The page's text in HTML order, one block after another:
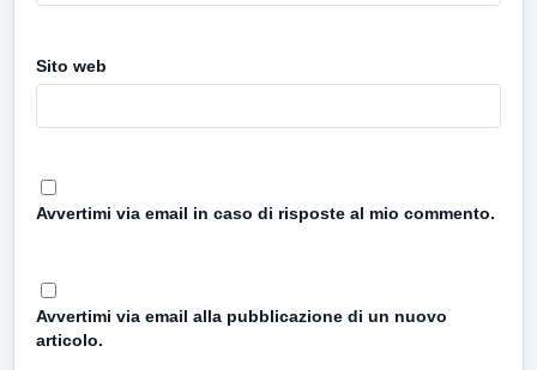
Sito web
Avvertimi via email in caso di risposte al mio commento.
Avvertimi via email alla pubblicazione di un nuovo
articolo.